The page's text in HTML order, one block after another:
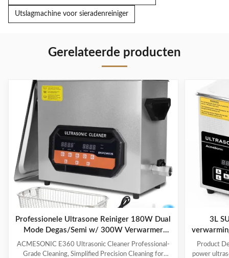
Utslagmachine voor sieradenreiniger
Gerelateerde producten
Professionele Ultrasone Reiniger 180W Dual
Mode Degas/Semi w/ 300W Verwarmer
Digitale Timer voor Sieraden
Gereedschapsstukken Bril Speelgoed
ACMESONIC E360 Ultrasonic Cleaner Professional-
Grade Cleaning, Simplified Precision Cleaning for
3L
Product
power